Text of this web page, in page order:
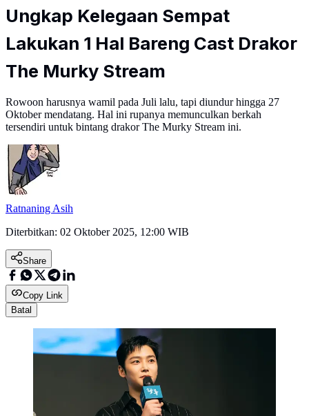
Ungkap Kelegaan Sempat
Lakukan 1 Hal Bareng Cast Drakor
The Murky Stream
Rowoon harusnya wamil pada Juli lalu, tapi diundur hingga 27
Oktober mendatang. Hal ini rupanya memunculkan berkah
tersendiri untuk bintang drakor The Murky Stream ini.
Ratnaning Asih
Diterbitkan: 02 Oktober 2025, 12:00 WIB
Share
Copy Link
Batal